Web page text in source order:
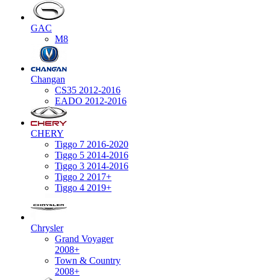
GAC
M8
Changan
CS35 2012-2016
EADO 2012-2016
CHERY
Tiggo 7 2016-2020
Tiggo 5 2014-2016
Tiggo 3 2014-2016
Tiggo 2 2017+
Tiggo 4 2019+
Chrysler
Grand Voyager
2008+
Town & Country
2008+